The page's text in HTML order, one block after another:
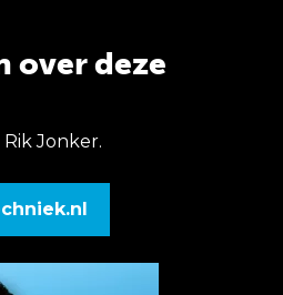
over deze
Jonker.